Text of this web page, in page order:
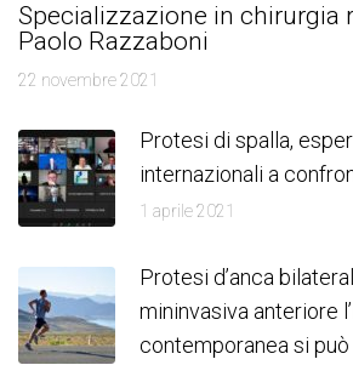
Specializzazione in chirurgia
Paolo Razzaboni
22 novembre 2021
Protesi di spalla,
internazionali a
1 aprile 2021
Protesi d’anca
mininvasiva anteriore
contemporanea si può